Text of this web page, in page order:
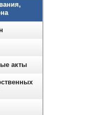
акты